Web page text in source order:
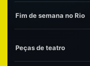
Fim de semana no Rio
Peças de teatro